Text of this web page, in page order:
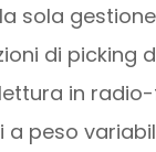
sola
di picking
in radio-
peso